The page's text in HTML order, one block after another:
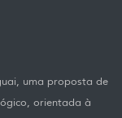
uma proposta de
orientada à